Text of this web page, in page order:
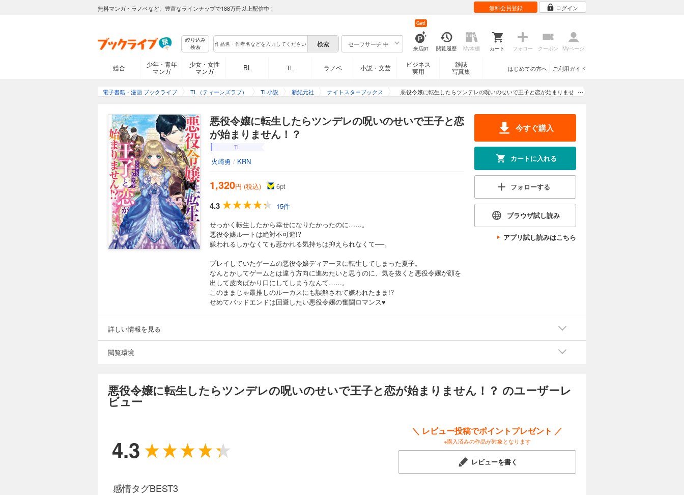
無料マンガ・ラノベなど、豊富なラインナップで188万冊以上配信中！ 無料会員登録 ログイン
絞り込み
検索
セーフサーチ 中
来店pt
Get!
閲覧履歴 My本棚 カート フォロー クーポン Myページ
総合
少年・青年
マンガ
少女・女性
マンガ
BL TL ラノベ 小説・文芸
ビジネス
実用
雑誌
写真集
ご利用ガイド
はじめての方へ
電子書籍・漫画 ブックライブ TL（ティーンズラブ） TL小説 新紀元社 ナイトスターブックス
悪役令嬢に転生したらツンデレの呪いのせいで王子と恋が始まりませ
悪役令嬢に転生したらツンデレの呪いのせいで王子と恋
が始まりません！？
TL
火崎勇 / KRN
1,320円 (税込) 6pt
4.3
15件
せっかく転生したから幸せになりたかったのに……。
悪役令嬢ルートは絶対不可避!?
嫌われるしかなくても惹かれる気持ちは抑えられなくて──。
プレイしていたゲームの悪役令嬢ディアーヌに転生してしまった夏子。
なんとかしてゲームとは違う方向に進めたいと思うのに、気を抜くと悪役令嬢が顔を
出して皮肉ばかり口にしてしまうなんて……。
このままじゃ最推しのルーカスにも誤解されて嫌われたまま!?
せめてバッドエンドは回避したい悪役令嬢の奮闘ロマンス♥
今すぐ購入
カートに入れる
フォローする
ブラウザ試し読み
アプリ試し読みはこちら
詳しい情報を見る
閲覧環境
悪役令嬢に転生したらツンデレの呪いのせいで王子と恋が始まりません！？ のユーザーレ
ビュー
4.3
＼ レビュー投稿でポイントプレゼント ／
※購入済みの作品が対象となります
レビューを書く
感情タグBEST3